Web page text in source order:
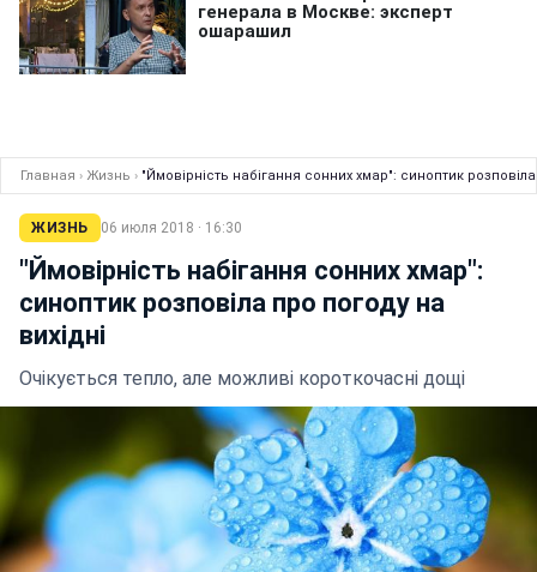
Главная › Жизнь › "Ймовірність набігання сонних хмар": синоптик
ЖИЗНЬ 06 июля 2018 · 16:30
"Ймовірність набігання сонних хмар":
синоптик розповіла про погоду на
вихідні
Очікується тепло, але можливі короткочасні дощі